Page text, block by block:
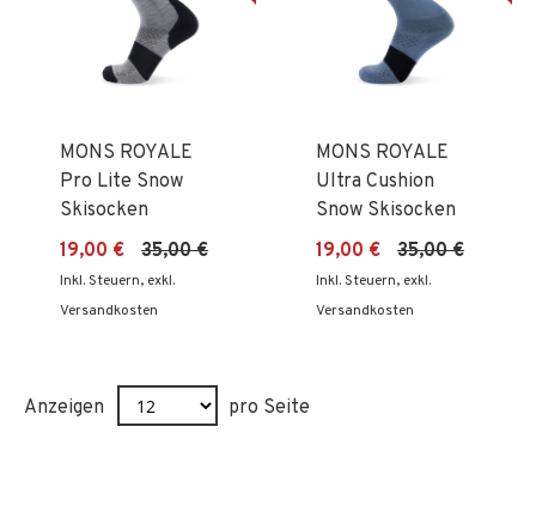
MONS ROYALE
Pro Lite Snow
Skisocken
19,00 €
35,00 €
Inkl. Steuern, exkl.
Versandkosten
MONS ROYALE
Ultra Cushion
Snow Skisocken
19,00 €
35,00 €
Inkl. Steuern, exkl.
Versandkosten
Anzeigen pro Seite